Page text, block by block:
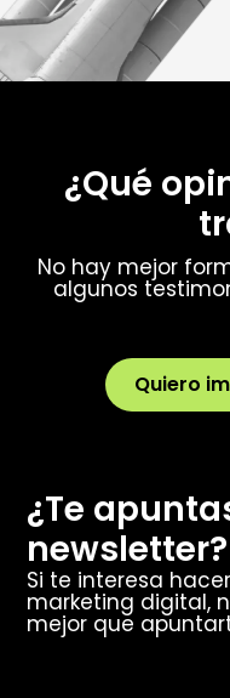
¿Qué
No hay mejor
algunos
Quiero
¿Te
newsletter?
Si te interesa
marketing digital,
mejor que